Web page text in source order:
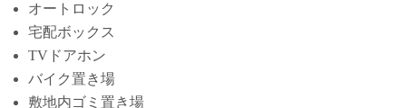
オートロック
宅配ボックス
TVドアホン
バイク置き場
敷地内ゴミ置き場